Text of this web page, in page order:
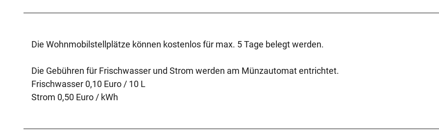
Die Wohnmobilstellplätze können kostenlos für max. 5 Tage belegt werden.
Die Gebühren für Frischwasser und Strom werden am Münzautomat entrichtet.
Frischwasser 0,10 Euro / 10 L
Strom 0,50 Euro / kWh